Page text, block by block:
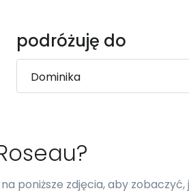
podróżuję do
poniższe zdjęcia, aby zobaczyć,